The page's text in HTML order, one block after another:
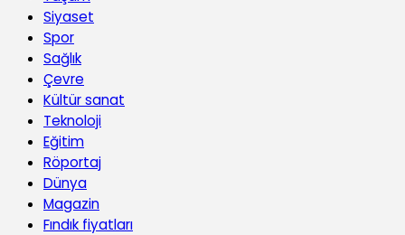
Siyaset
Spor
Sağlık
Çevre
Kültür sanat
Teknoloji
Eğitim
Röportaj
Dünya
Magazin
Fındık fiyatları